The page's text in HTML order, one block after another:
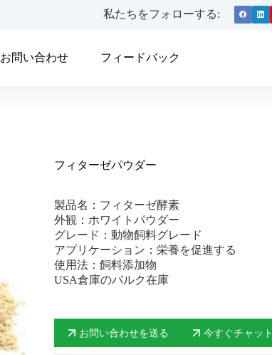
私たちをフォローする:
お問い合わせ フィードバック
フィターゼパウダー
製品名：フィターゼ酵素
外観：ホワイトパウダー
グレード：動物飼料グレード
アプリケーション：栄養を促進する
使用法：飼料添加物
USA倉庫のバルク在庫
お問い合わせを送る 今すぐチャット